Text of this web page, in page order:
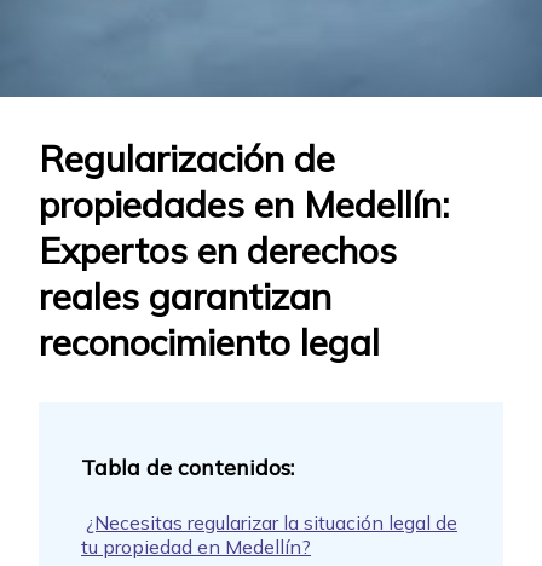
Regularización de
propiedades en Medellín:
Expertos en derechos
reales garantizan
reconocimiento legal
¿Necesitas regularizar la situación legal de
tu propiedad en Medellín?